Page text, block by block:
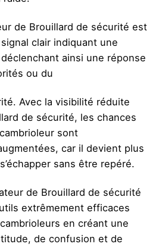
de Brouillard de sécurité est
clair indiquant une
ainsi une réponse
ou du
Avec la visibilité réduite
de sécurité, les chances
sont
car il devient plus
sans être repéré.
de Brouillard de sécurité
extrêmement efficaces
en créant une
de confusion et de